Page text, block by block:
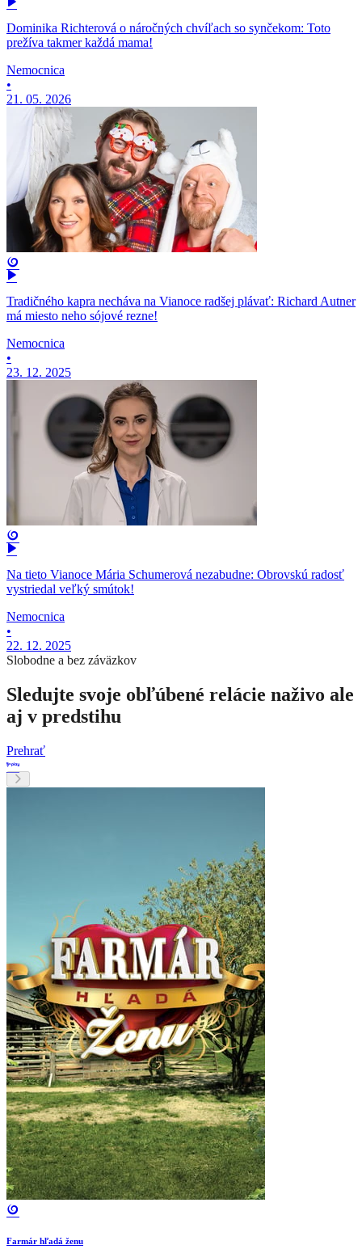
Dominika Richterová o náročných chvíľach so synčekom: Toto
prežíva takmer každá mama!
Nemocnica
•
21. 05. 2026
Tradičného kapra necháva na Vianoce radšej plávať: Richard Autner
má miesto neho sójové rezne!
Nemocnica
•
23. 12. 2025
Na tieto Vianoce Mária Schumerová nezabudne: Obrovskú radosť
vystriedal veľký smútok!
Nemocnica
•
22. 12. 2025
Slobodne a bez záväzkov
Sledujte svoje obľúbené relácie naživo ale
aj v predstihu
Prehrať
Farmár hľadá ženu